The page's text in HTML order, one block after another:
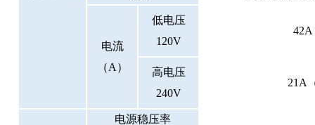
电流
（A）
低电压
120V
42A
高电压
240V
21 A
电源稳压率